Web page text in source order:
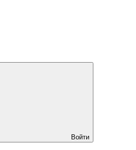
Войти